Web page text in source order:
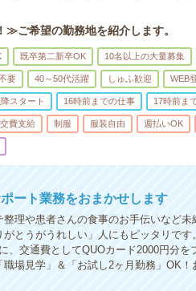
ご希望の勤務地を紹介します。
既卒第二新卒OK 10名以上の大量募集
要 40～50代活躍 しゅふ歓迎 WEB
スタート 16時前までの仕事 17時前ま
交費支給 制服 服装自由 週払いOK
ート業務をおまかせします
理や患者さんの食事のお手伝いなど未
とうがうれしい」人にもピッタリで
、交通費としてQUOカード2000円分を
場見学」＆「お試し2ヶ月勤務」OK